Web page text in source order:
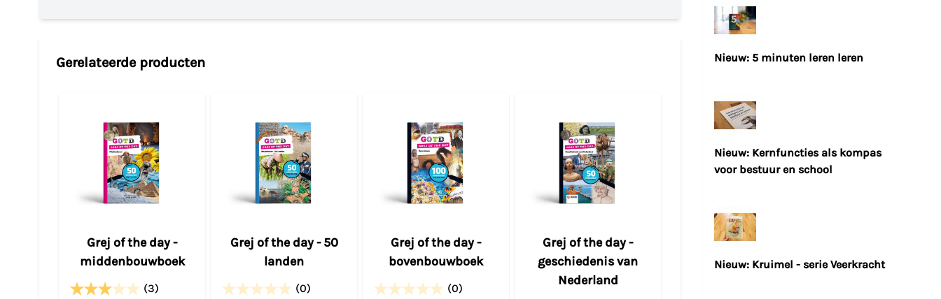
Gerelateerde producten
Grej of the day -
middenbouwboek
(3)
Grej of the day - 50
landen
(0)
Grej of the day -
bovenbouwboek
(0)
Grej of the day -
geschiedenis van
Nederland
Grej of the day -
onderbouwboek
poster
Nieuw: 5 minuten leren leren
Nieuw: Kernfuncties als kompas
voor bestuur en school
Nieuw: Kruimel - serie Veerkracht